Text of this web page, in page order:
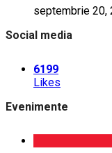
septembrie 20,
Social media
6199
Likes
Evenimente